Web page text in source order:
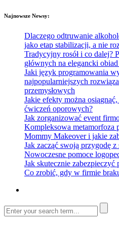
Najnowsze Newsy:
Dlaczego odtruwanie
jako etap stabilizacji, a nie
Tradycyjny rosół i co dalej?
głównych na elegancki
Jaki język programowania
najpopularniejszych
przemysłowych
Jakie efekty można
ćwiczeń oporowych?
Jak zorganizować event
Kompleksowa metamorfoza
Mommy Makeover i jakie
Jak zacząć swoją przygodę
Nowoczesne pomoce
Jak skutecznie
Co zrobić, gdy w firmie